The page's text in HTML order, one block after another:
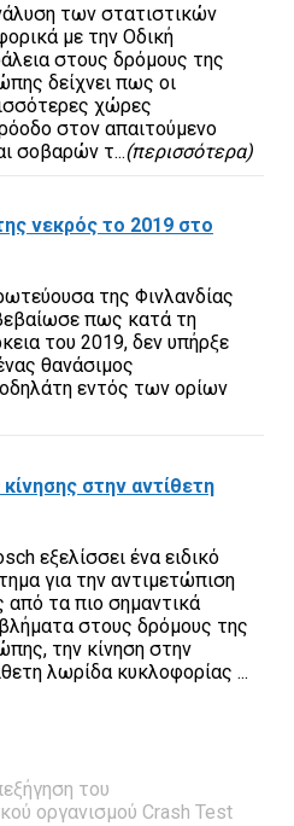
των στατιστικών
με την Οδική
στους δρόμους της
δείχνει πως οι
χώρες
στον απαιτούμενο
σοβαρών τ...(περισσότερα)
νεκρός το 2019 στο
της Φινλανδίας
πως κατά τη
του 2019, δεν υπήρξε
θανάσιμος
εντός των ορίων
στην αντίθετη
εξελίσσει ένα ειδικό
για την αντιμετώπιση
από τα πιο σημαντικά
στους δρόμους της
την κίνηση στην
λωρίδα κυκλοφορίας ...
του
οργανισμού Crash Test